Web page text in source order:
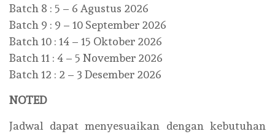
Batch 8 : 5 – 6 Agustus 2026
Batch 9 : 9 – 10 September 2026
Batch 10 : 14 – 15 Oktober 2026
Batch 11 : 4 – 5 November 2026
Batch 12 : 2 – 3 Desember 2026
NOTED
Jadwal dapat menyesuaikan dengan kebutuhan